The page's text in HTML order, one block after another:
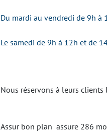
Du mardi au vendredi de 9h à
Le samedi de 9h à 12h et de
Nous réservons à leurs
Assur bon plan assure 286